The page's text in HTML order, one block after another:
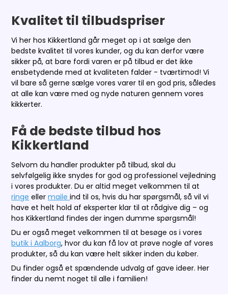
Kvalitet til tilbudspriser
Vi her hos Kikkertland går meget op i at sælge den
bedste kvalitet til vores kunder, og du kan derfor være
sikker på, at bare fordi varen er på tilbud er det ikke
ensbetydende med at kvaliteten falder - tværtimod! Vi
vil bare så gerne sælge vores varer til en god pris, således
at alle kan være med og nyde naturen gennem vores
kikkerter.
Få de bedste tilbud hos
Kikkertland
Selvom du handler produkter på tilbud, skal du
selvfølgelig ikke snydes for god og professionel vejledning
i vores produkter. Du er altid meget velkommen til at
ringe ellermaileind til os, hvis du har spørgsmål, så vil vi
have et helt hold af eksperter klar til at rådgive dig – og
hos Kikkertland findes der ingen dumme spørgsmål!
Du er også meget velkommen til at besøge os i vores
butik i Aalborg, hvor du kan få lov at prøve nogle af vores
produkter, så du kan være helt sikker inden du køber.
Du finder også et spændende udvalg af gave ideer. Her
finder du nemt noget til alle i familien!